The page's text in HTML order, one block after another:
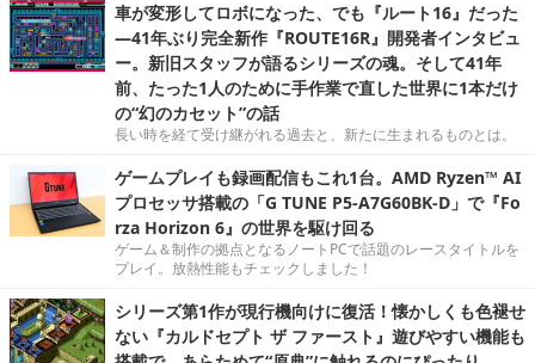
車が変形してロボになった、でも『ルート16』だった
―41年ぶり完全新作『ROUTE16R』開発者インタビュ
ー。新旧スタッフが語るシリーズの魂。そして41年
前、たった1人のために手作業で直した世界に1本だけ
の“幻のカセット”の話
長い時を経て受け継がれる過去と、新たに生まれるものとは。
ゲームプレイも録画配信もこれ1台。AMD Ryzen™ AI
プロセッサ搭載の「G TUNE P5-A7G60BK-D」で『Fo
rza Horizon 6』の世界を駆け回る
ゲーム＆制作の拠点となるノートPCで話題のレースタイトルを
プレイ。放熱性能もチェックしました！
シリーズ第1作が現行機向けに復活！懐かしくも色褪せ
ない『カルドセプト ザ ファースト』遊びやすい機能も